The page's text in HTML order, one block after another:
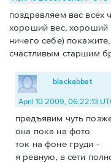
поздравляем вас всех
хороший вес, хороший
ничего себе)
счастливым старшим
blackabbat
April 10 2009, 06:22:13
предъявим чуть
она пока на фото
ток на фоне груди -
я ревную, в сети